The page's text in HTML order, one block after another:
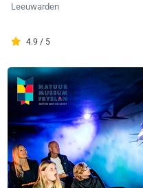
Leeuwarden
4.9 / 5